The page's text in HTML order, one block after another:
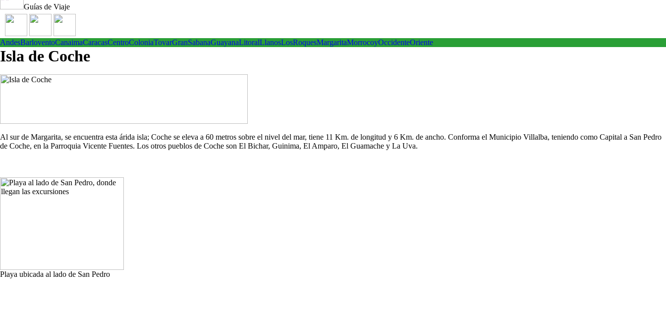
Guías de Viaje
AndesBarloventoCanaimaCaracasCentroColoniaTovarGranSabanaGuayanaLitoralLlanosLosRoquesMargaritaMorrocoyOccidenteOriente
Isla de Coche
Al sur de Margarita, se encuentra esta árida isla; Coche se eleva a 60 metros sobre el nivel del mar, tiene 11 Km. de longitud y 6 Km. de ancho. Conforma el Municipio Villalba, teniendo como Capital a San Pedro
de Coche, en la Parroquia Vicente Fuentes. Los otros pueblos de Coche son El Bichar, Guinima, El Amparo, El Guamache y La Uva.
Playa ubicada al lado de San Pedro